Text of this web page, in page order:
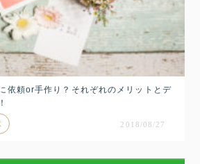
依頼or手作り？それぞれのメリットとデ
2018/08/27